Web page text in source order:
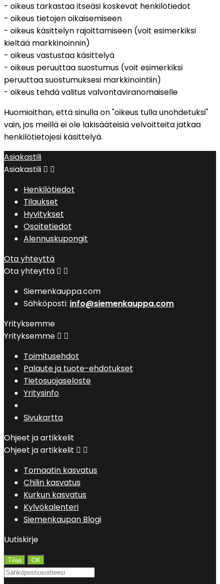
- oikeus tarkastaa itseäsi koskevat henkilötiedot
- oikeus tietojen oikaisemiseen
- oikeus käsittelyn rajoittamiseen (voit esimerkiksi
kieltää markkinoinnin)
- oikeus vastustaa käsittelyä
- oikeus peruuttaa suostumus (voit esimerkiksi
peruuttaa suostumuksesi markkinointiin)
- oikeus tehdä valitus valvontaviranomaiselle
Huomioithan, että sinulla on "oikeus tulla unohdetuksi"
vain, jos meillä ei ole lakisääteisiä velvoitteita jatkaa
henkilötietojesi käsittelyä.
Asiakastili
Asiakastili  
Henkilötiedot
Tilaukset
Hyvitykset
Osoitetiedot
Alennuskupongit
Ota yhteyttä
Ota yhteyttä  
Siemenkauppa.com
Sähköposti: info@siemenkauppa.com
Yrityksemme
Yrityksemme  
Toimitusehdot
Palaute ja tuote-ehdotukset
Tietosuojaseloste
Yritysinfo
Sivukartta
Ohjeet ja artikkelit
Ohjeet ja artikkelit  
Tomaatin kasvatus
Chilin kasvatus
Kurkun kasvatus
Kylvökalenteri
Siemenkaupan Blogi
Uutiskirje